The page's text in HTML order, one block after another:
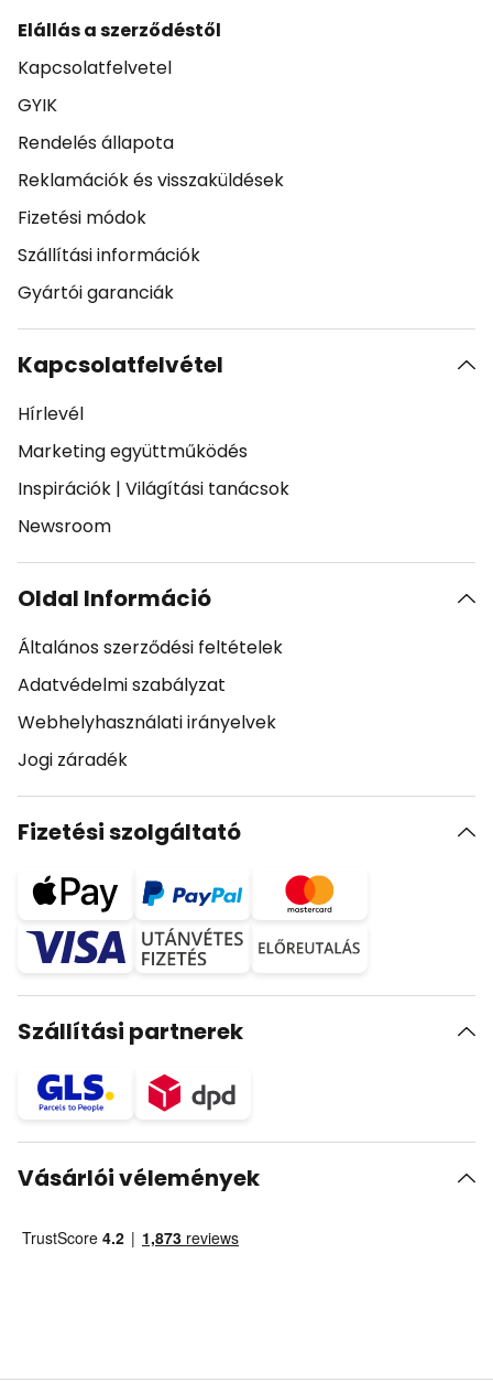
Elállás a szerződéstől
Kapcsolatfelvetel
GYIK
Rendelés állapota
Reklamációk és visszaküldések
Fizetési módok
Szállítási információk
Gyártói garanciák
Kapcsolatfelvétel
Hírlevél
Marketing együttműködés
Inspirációk | Világítási tanácsok
Newsroom
Oldal Információ
Általános szerződési feltételek
Adatvédelmi szabályzat
Webhelyhasználati irányelvek
Jogi záradék
Fizetési szolgáltató
Szállítási partnerek
Vásárlói vélemények